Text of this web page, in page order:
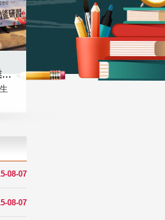
落實校園霸凌防制教育 強化專業知能
08-07
08-07